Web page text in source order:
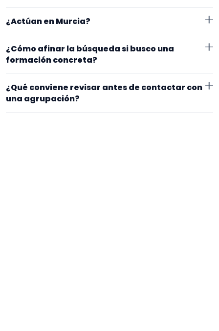
de empresa. Conviene comparar repertorio, tamaño
¿Actúan en Murcia?
trabajan en Murcia. Algunos son de la zona y otros se
exacto, horarios y posibles gastos.
¿Cómo afinar la búsqueda si busco una
formación concreta?
Empieza por el tipo de evento y la zona. Si ya sabes el
formato que te encaja, usa el filtro de tipo de
agrupación para quedarte con opciones más
¿Qué conviene revisar antes de contactar con
una agrupación?